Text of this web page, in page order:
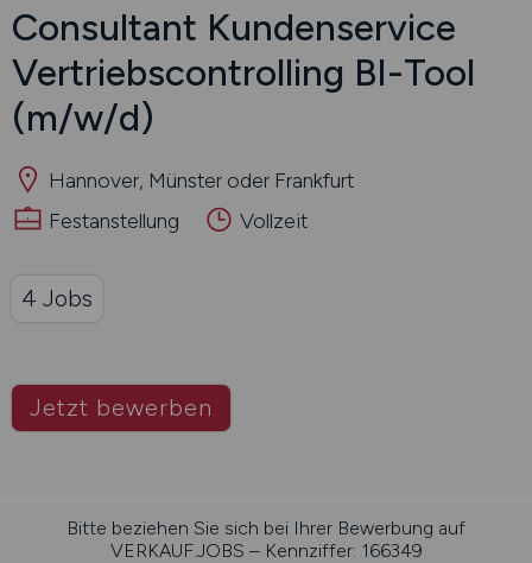
Consultant Kundenservice
Vertriebscontrolling BI-Tool
(m/w/d)
Hannover, Münster oder Frankfurt
Festanstellung
Vollzeit
Jetzt bewerben
4 Jobs
Bitte beziehen Sie sich bei Ihrer Bewerbung auf
VERKAUF.JOBS – Kennziffer: 166349